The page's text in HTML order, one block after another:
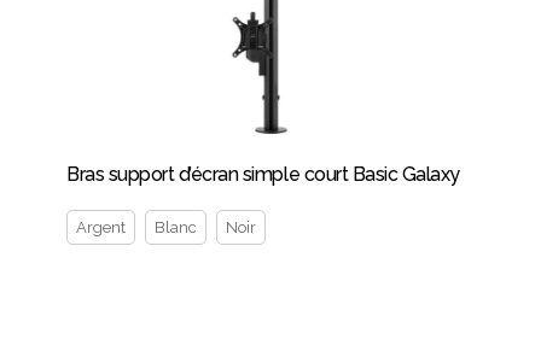
Bras support d’écran simple court Basic Galaxy
Argent Blanc Noir